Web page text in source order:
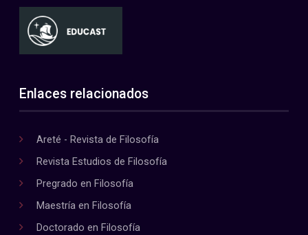
Enlaces relacionados
Areté - Revista de Filosofía
Revista Estudios de Filosofía
Pregrado en Filosofía
Maestría en Filosofía
Doctorado en Filosofía